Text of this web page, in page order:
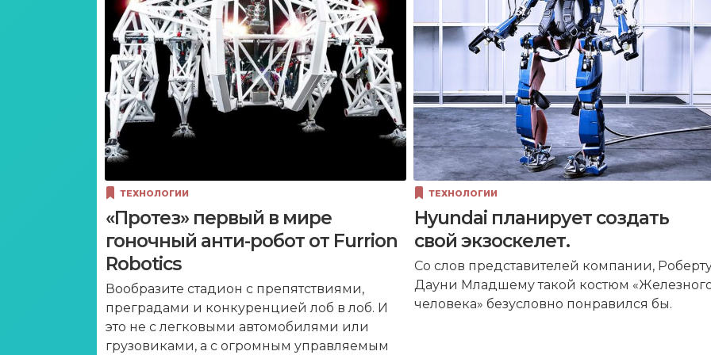
ТЕХНОЛОГИИ
«Протез» первый в мире
гоночный анти-робот от Furrion
Robotics
Вообразите стадион с препятствиями,
преградами и конкуренцией лоб в лоб. И
это не с легковыми автомобилями или
грузовиками, а с огромным управляемым
ТЕХНОЛОГИИ
Hyundai планирует создать
свой экзоскелет.
Со слов представителей компании,
Дауни Младшему такой костюм
человека» безусловно понравился бы.